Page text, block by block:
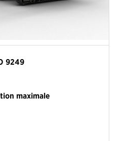
9249
maximale